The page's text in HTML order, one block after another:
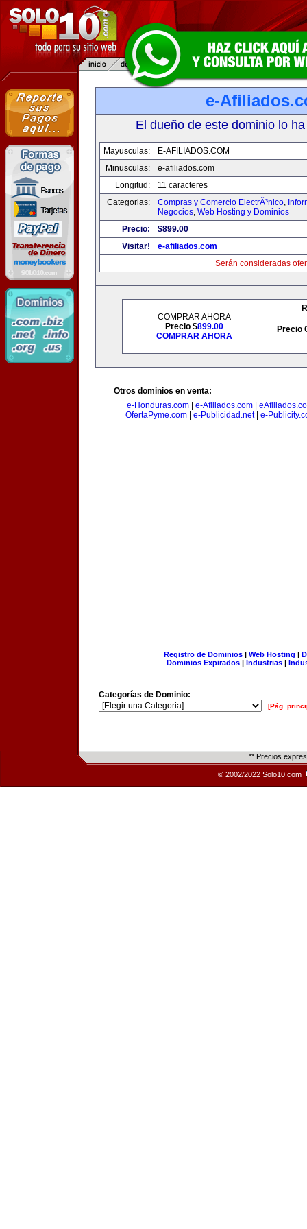
e-
El dueño de este dominio lo
Mayusculas:
E-AFILIADOS.COM
Minusculas:
e-afiliados.com
Longitud:
11 caracteres
Categorias:
Compras y Comercio ElectrÃ³nico,
Negocios, Web Hosting y Dominios
Precio:
$899.00
Visitar!
e-afiliados.com
Serán consideradas
COMPRAR AHORA
Precio $899.00
COMPRAR AHORA
Precio
Otros dominios en venta:
e-Honduras.com| e-Afiliados.com|
OfertaPyme.com| e-Publicidad.net| e-
Registro de Dominios| Web Hosting |
Dominios Expirados | Industrias |
Categorías de Dominio:
[Pág.
** Precios
© 2002/2022 Solo10.com